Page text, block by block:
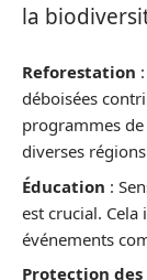
la
Reforestation
déboisées
programmes
diverses
Éducation :
est crucial.
événements
Protection des